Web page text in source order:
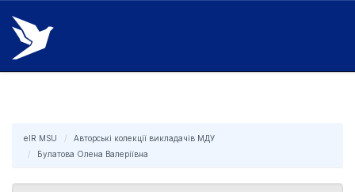
Skip
navigation
eIR MSU
Авторські колекції викладачів МДУ
Булатова Олена Валеріївна